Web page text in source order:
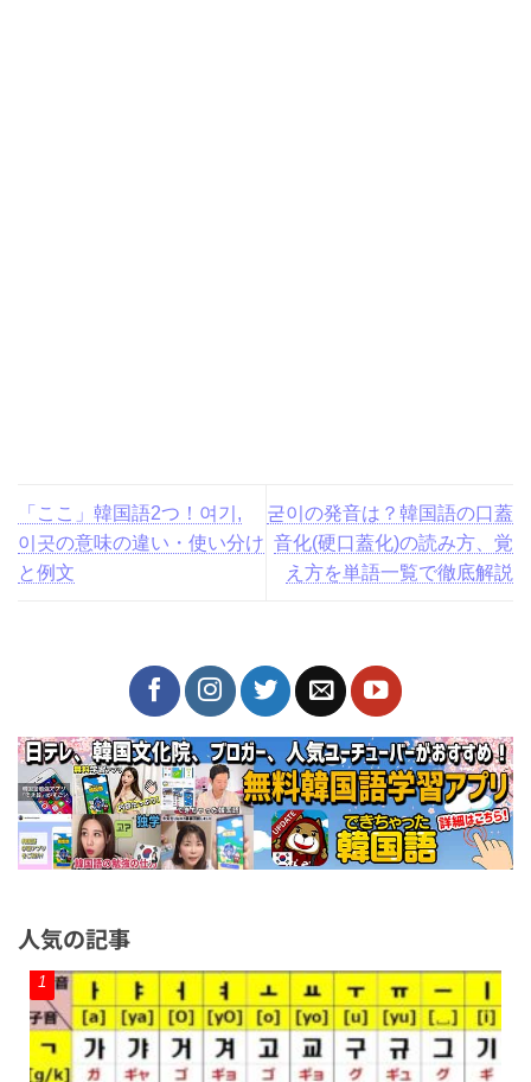
「ここ」韓国語2つ！여기,
이곳の意味の違い・使い分け
と例文
굳이の発音は？韓国語の口蓋
音化(硬口蓋化)の読み方、覚
え方を単語一覧で徹底解説
人気の記事